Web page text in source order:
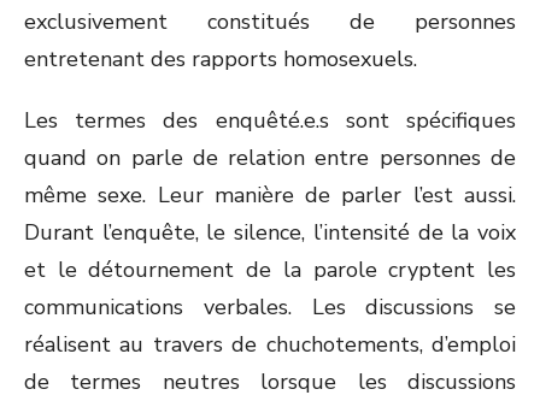
exclusivement constitués de personnes
entretenant des rapports homosexuels.
Les termes des enquêté.e.s sont spécifiques
quand on parle de relation entre personnes de
même sexe. Leur manière de parler l’est aussi.
Durant l’enquête, le silence, l’intensité de la voix
et le détournement de la parole cryptent les
communications verbales. Les discussions se
réalisent au travers de chuchotements, d’emploi
de termes neutres lorsque les discussions